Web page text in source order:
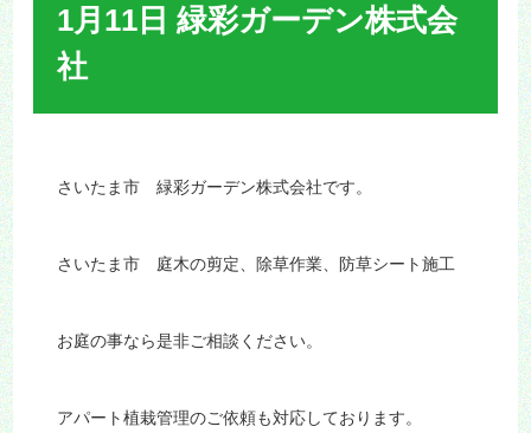
1月11日 緑彩ガーデン株式会
社
さいたま市 緑彩ガーデン株式会社です。
さいたま市 庭木の剪定、除草作業、防草シート施工
お庭の事なら是非ご相談ください。
アパート植栽管理のご依頼も対応しております。